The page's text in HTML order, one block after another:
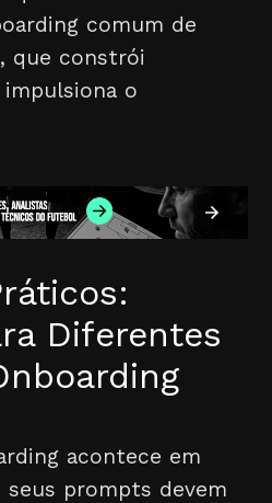
comum de
que constrói
o
Diferentes
acontece em
prompts devem